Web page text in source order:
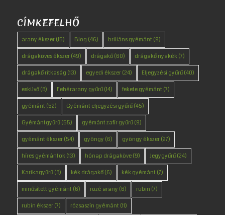
CÍMKEFELHŐ
arany ékszer(15) Blog (46) briliáns gyémánt (9)
drágaköves ékszer(49) drágakő(60) drágakő nyakék(7)
drágakő ritkaság (13) egyedi ékszer(24) Eljegyzési gyűrű(40)
esküvő(8) Fehérarany gyűrű(14) fekete gyémánt (7)
gyémánt (52) Gyémánt eljegyzési gyűrű(45)
Gyémántgyűrű(55) gyémánt zafír gyűrű(9)
gyémánt ékszer(54) gyöngy (6) gyöngy ékszer(27)
híres gyémántok(13) hónap drágaköve(9) Jegygyűrű(24)
Karikagyűrű(8) kék drágakő(6) kék gyémánt (7)
minősített gyémánt (6) rozé arany (6) rubin (7)
rubin ékszer(7) rózsaszín gyémánt (11)